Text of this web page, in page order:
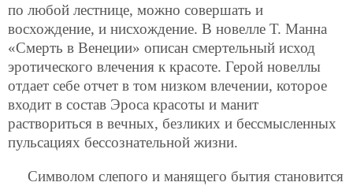
по любой лестнице, можно совершать и
восхождение, и нисхождение. В новелле Т. Манна
«Смерть в Венеции» описан смертельный исход
эротического влечения к красоте. Герой новеллы
отдает себе отчет в том низком влечении, которое
входит в состав Эроса красоты и манит
раствориться в вечных, безликих и бессмысленных
пульсациях бессознательной жизни.
Символом слепого и манящего бытия становится